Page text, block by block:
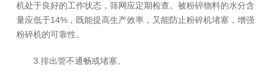
机处于良好的工作状态，筛网应定期检查。被粉碎物料的水分含
量应低于14%，既能提高生产效率，又能防止粉碎机堵塞，增强
粉碎机的可靠性。
3.排出管不通畅或堵塞。